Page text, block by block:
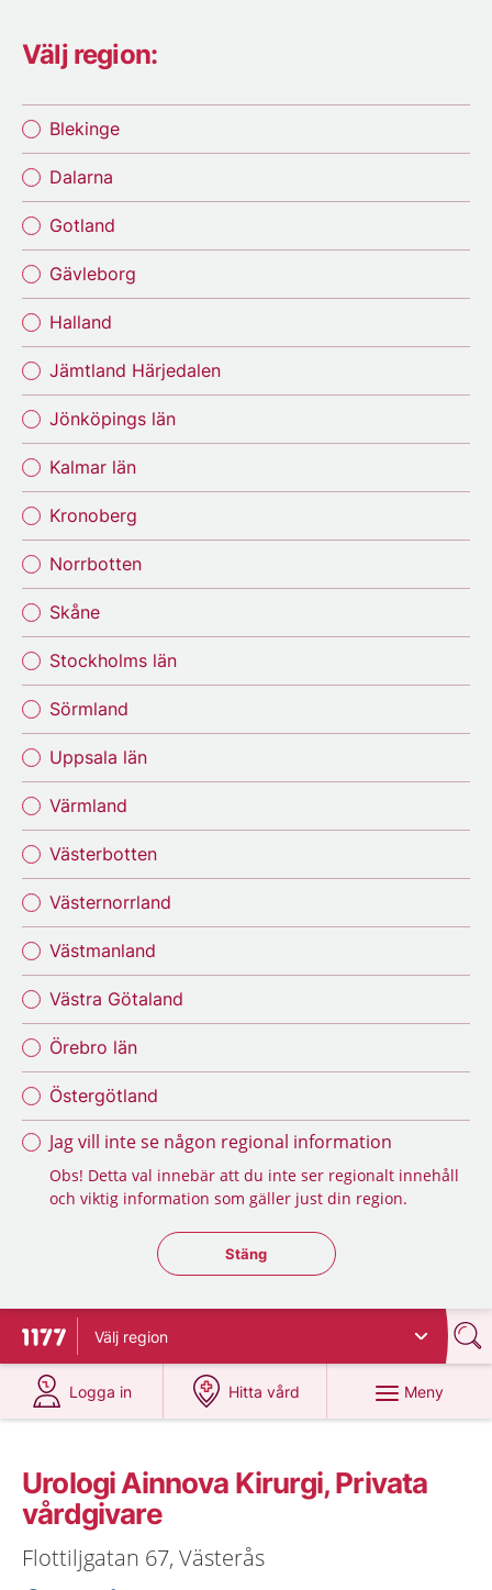
Välj region:
Blekinge
Dalarna
Gotland
Gävleborg
Halland
Jämtland Härjedalen
Jönköpings län
Kalmar län
Kronoberg
Norrbotten
Skåne
Stockholms län
Sörmland
Uppsala län
Värmland
Västerbotten
Västernorrland
Västmanland
Västra Götaland
Örebro län
Östergötland
Jag vill inte se någon regional information
Obs! Detta val innebär att du inte ser regionalt innehåll
och viktig information som gäller just din region.
Stäng regionsväljaren
Stäng
Till startsidan för 1177
Välj region
Logga in
på 1177.se
Hitta vård
på 1177.se
Meny
Urologi Ainnova Kirurgi, Privata
vårdgivare
Flottiljgatan 67, Västerås